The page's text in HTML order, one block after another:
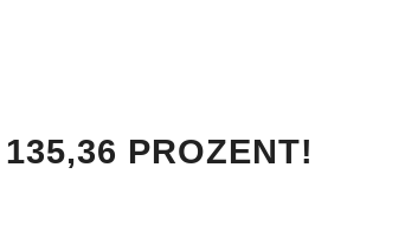
PROZENT!